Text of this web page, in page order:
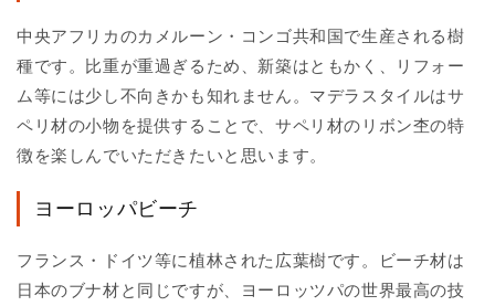
中央アフリカのカメルーン・コンゴ共和国で生産される樹
種です。比重が重過ぎるため、新築はともかく、リフォー
ム等には少し不向きかも知れません。マデラスタイルはサ
ペリ材の小物を提供することで、サペリ材のリボン杢の特
徴を楽しんでいただきたいと思います。
ヨーロッパビーチ
フランス・ドイツ等に植林された広葉樹です。ビーチ材は
日本のブナ材と同じですが、ヨーロッツパの世界最高の技